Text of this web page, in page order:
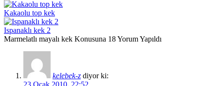
Kakaolu top kek
Ispanaklı kek 2
Marmelatlı mayalı kek Konusuna 18 Yorum Yapıldı
kelebek-z diyor ki:
23 Ocak 2010, 22:52